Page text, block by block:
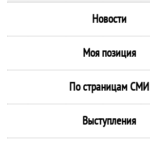
Новости
Моя позиция
По страницам СМИ
Выступления